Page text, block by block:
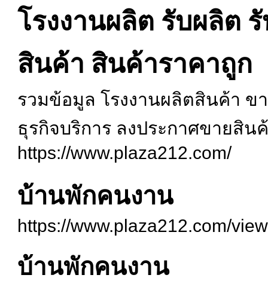
โรงงานผลิต รับผลิต
สินค้า สินค้าราคาถูก
รวมข้อมูล โรงงานผลิตสินค้า
ธุรกิจบริการ ลงประกาศขายสิน
https://www.plaza212.com/
บ้านพักคนงาน
https://www.plaza212.com/
บ้านพักคนงาน